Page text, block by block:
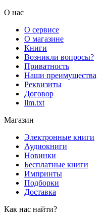
О нас
О сервисе
О магазине
Книги
Возникли вопросы?
Приватность
Наши преимущества
Реквизиты
Договор
llm.txt
Магазин
Электронные книги
Аудиокниги
Новинки
Бесплатные книги
Импринты
Подборки
Доставка
Как нас найти?